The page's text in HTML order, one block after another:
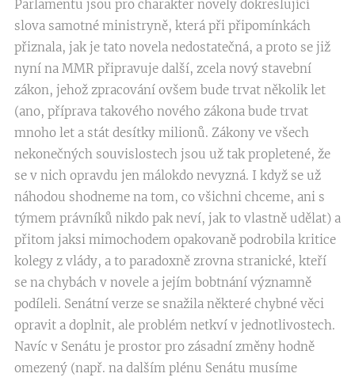
Parlamentu jsou pro charakter novely dokreslující
slova samotné ministryně, která při připomínkách
přiznala, jak je tato novela nedostatečná, a proto se již
nyní na MMR připravuje další, zcela nový stavební
zákon, jehož zpracování ovšem bude trvat několik let
(ano, příprava takového nového zákona bude trvat
mnoho let a stát desítky milionů. Zákony ve všech
nekonečných souvislostech jsou už tak propletené, že
se v nich opravdu jen málokdo nevyzná. I když se už
náhodou shodneme na tom, co všichni chceme, ani s
týmem právníků nikdo pak neví, jak to vlastně udělat) a
přitom jaksi mimochodem opakovaně podrobila kritice
kolegy z vlády, a to paradoxně zrovna stranické, kteří
se na chybách v novele a jejím bobtnání významně
podíleli. Senátní verze se snažila některé chybné věci
opravit a doplnit, ale problém netkví v jednotlivostech.
Navíc v Senátu je prostor pro zásadní změny hodně
omezený (např. na dalším plénu Senátu musíme